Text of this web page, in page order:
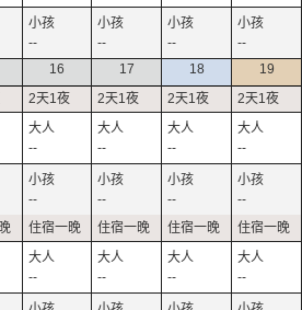
-- -- --
--
16
--
--
--
17
--
--
--
18
--
--
--
19
--
--
--